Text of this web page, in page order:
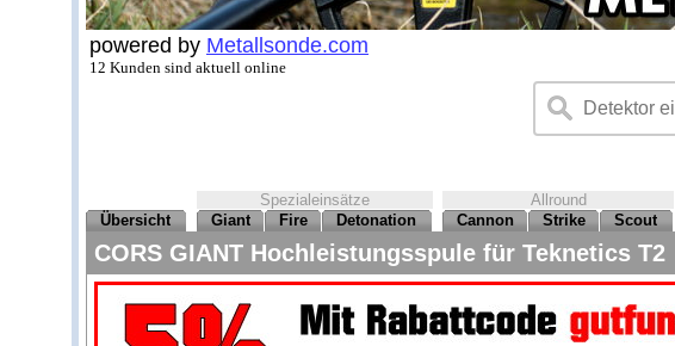
powered by Metallsonde.com
12 Kunden sind aktuell online
Spezialeinsätze Allround
Übersicht
Giant Fire Detonation Cannon Strike Scout
CORS GIANT Hochleistungsspule für Teknetics T2